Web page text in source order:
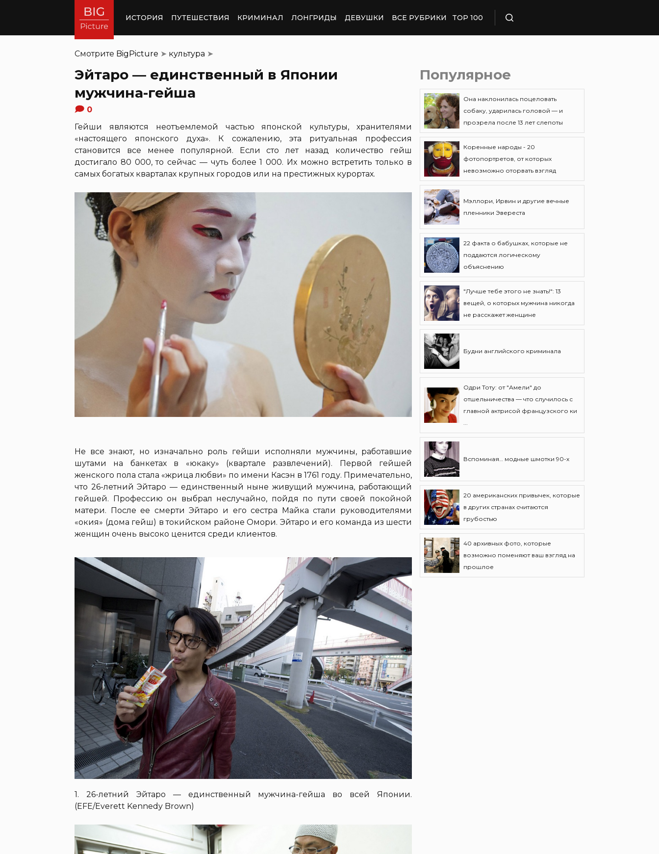
ИСТОРИЯ ПУТЕШЕСТВИЯ КРИМИНАЛ ЛОНГРИДЫ ДЕВУШКИ ВСЕ РУБРИКИ TOP 100
Смотрите BigPicture ➤ культура ➤
Эйтаро — единственный в Японии
мужчина-гейша
0
Гейши являются неотъемлемой частью японской культуры, хранителями
«настоящего японского духа». К сожалению, эта ритуальная профессия
становится все менее популярной. Если сто лет назад количество гейш
достигало 80 000, то сейчас — чуть более 1 000. Их можно встретить только в
самых богатых кварталах крупных городов или на престижных курортах.
Не все знают, но изначально роль гейши исполняли мужчины, работавшие
шутами на банкетах в «юкаку» (квартале развлечений). Первой гейшей
женского пола стала «жрица любви» по имени Касэн в 1761 году. Примечательно,
что 26-летний Эйтаро — единственный ныне живущий мужчина, работающий
гейшей. Профессию он выбрал неслучайно, пойдя по пути своей покойной
матери. После ее смерти Эйтаро и его сестра Майка стали руководителями
«окия» (дома гейш) в токийском районе Омори. Эйтаро и его команда из шести
женщин очень высоко ценится среди клиентов.
1. 26-летний Эйтаро — единственный мужчина-гейша во всей Японии.
(EFE/Everett Kennedy Brown)
Популярное
Она наклонилась поцеловать
собаку, ударилась головой — и
прозрела после 13 лет слепоты
Коренные народы - 20
фотопортретов, от которых
невозможно оторвать взгляд
Мэллори, Ирвин и другие вечные
пленники Эвереста
22 факта о бабушках, которые не
поддаются логическому
объяснению
"Лучше тебе этого не знать!": 13
вещей, о которых мужчина никогда
не расскажет женщине
Будни английского криминала
Одри Тоту: от "Амели" до
отшельничества — что случилось с
главной актрисой французского ки
...
Вспоминая… модные шмотки 90-х
20 американских привычек, которые
в других странах считаются
грубостью
40 архивных фото, которые
возможно поменяют ваш взгляд на
прошлое